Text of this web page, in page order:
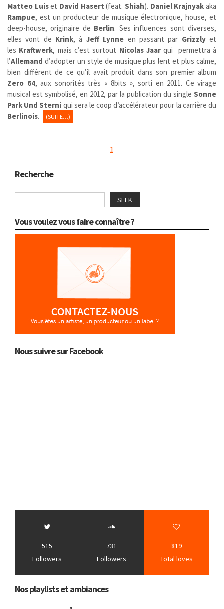
Matteo Luiset David Hasert (feat.Shiah). Daniel Krajnyak aka
Rampue, est un producteur de musique électronique, house, et
deep-house, originaire de Berlin. Ses influences sont diverses,
elles vont de Krink, à Jeff Lynne en passant par Grizzlyet
les Kraftwerk, mais c’est surtout Nicolas Jaarqui permettra à
l’Allemand d’adopter un style de musique plus lent et plus calme,
bien différent de ce qu’il avait produit dans son premier album
Zero 64, aux sonorités très « 8bits », sorti en 2011. Ce virage
musical est symbolisé, en 2012, par la publication du single Sonne
Park Und Sterni qui sera le coop d’accélérateur pour la carrière du
Berlinois. (SUITE…)
1
Recherche
SEEK
Vous voulez vous faire connaître ?
Nous suivre sur Facebook
515
Followers
731
Followers
819
Total loves
Nos playlists et ambiances